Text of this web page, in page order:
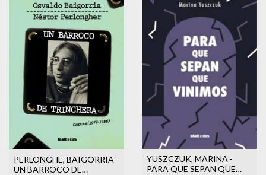
PERLONGHE, BAIGORRIA -
UN BARROCO DE
YUSZCZUK, MARINA -
PARA QUE SEPAN QUE